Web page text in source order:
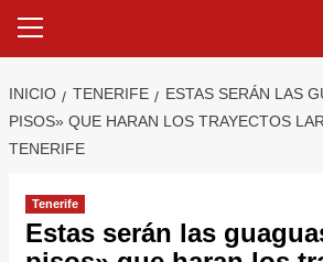
primario
INICIO TENERIFE
ESTAS SERÁN LAS
PISOS» QUE HARAN LOS TRAYECTOS
TENERIFE
Tenerife
Estas serán las